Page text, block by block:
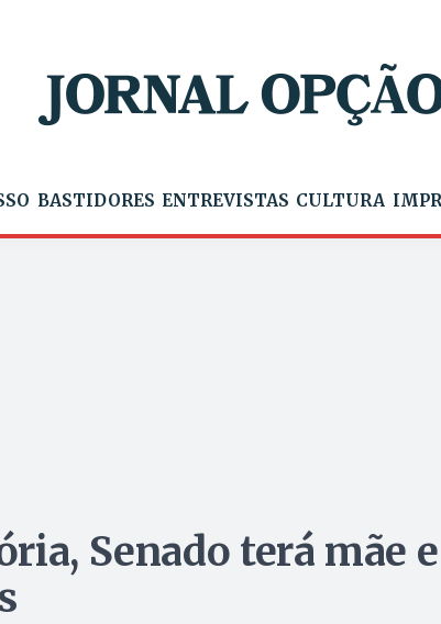
BASTIDORES ENTREVISTAS CULTURA
Senado terá mãe